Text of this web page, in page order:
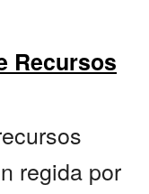
Recursos
regida por